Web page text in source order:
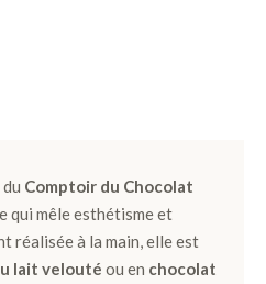
du Comptoir du Chocolat
qui mêle esthétisme et
réalisée à la main, elle est
lait velouté ou en chocolat